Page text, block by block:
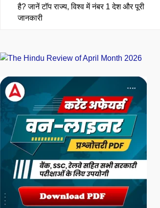
है? जानें टॉप राज्य, विश्व में नंबर 1 देश और पूरी
जानकारी